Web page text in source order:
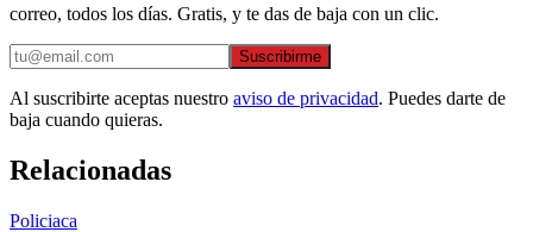
correo, todos los días. Gratis, y te das de baja con un clic.
Suscribirme
Al suscribirte aceptas nuestro aviso de privacidad. Puedes darte de
baja cuando quieras.
Relacionadas
Policiaca